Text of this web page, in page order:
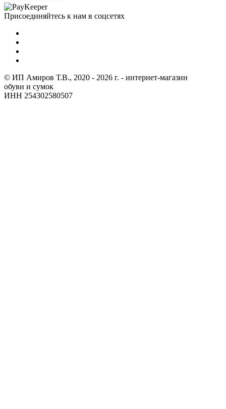
Присоединяйтесь к нам в соцсетях
© ИП Амиров Т.В., 2020 - 2026 г. - интернет-магазин
обуви и сумок
ИНН 254302580507